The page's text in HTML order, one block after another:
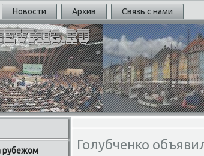
Новости Архив Связь с нами
рубежом Голубченко